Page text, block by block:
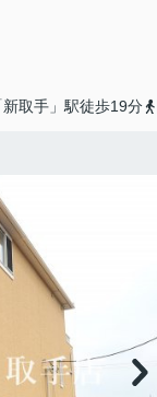
取手」駅徒歩19分